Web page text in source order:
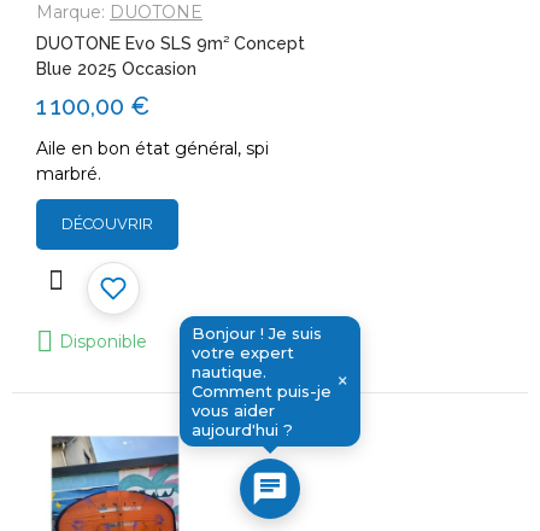
Marque: DUOTONE
DUOTONE Evo SLS 9m² Concept
Blue 2025 Occasion
1 100,00 €
Aile en bon état général, spi
marbré.
DÉCOUVRIR
Disponible
Bonjour ! Je suis
votre expert
nautique.
Comment puis-je
vous aider
aujourd'hui ?
×
chat